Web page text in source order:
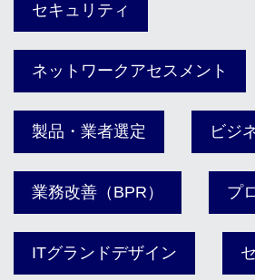
セキュリティ
ネットワークアセスメント
製品・業者選定 ビジ
業務改善（BPR） プ
ITグランドデザイン